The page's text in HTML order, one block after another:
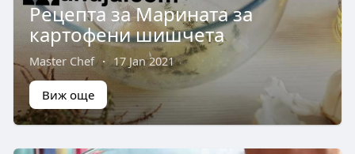
Рецепта за Марината за
картофени шишчета
Master Chef · 17 Jan 2021
Виж още